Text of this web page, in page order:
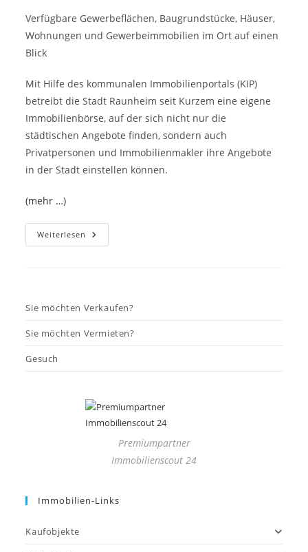
Verfügbare Gewerbeflächen, Baugrundstücke, Häuser,
Wohnungen und Gewerbeimmobilien im Ort auf einen
Blick
Mit Hilfe des kommunalen Immobilienportals (KIP)
betreibt die Stadt Raunheim seit Kurzem eine eigene
Immobilienbörse, auf der sich nicht nur die
städtischen Angebote finden, sondern auch
Privatpersonen und Immobilienmakler ihre Angebote
in der Stadt einstellen können.
(mehr …)
Weiterlesen Stadt
Raunheim
Sie möchten Verkaufen?
Sie möchten Vermieten?
Gesuch
Premiumpartner
Immobilienscout 24
Immobilien-Links
Kaufobjekte